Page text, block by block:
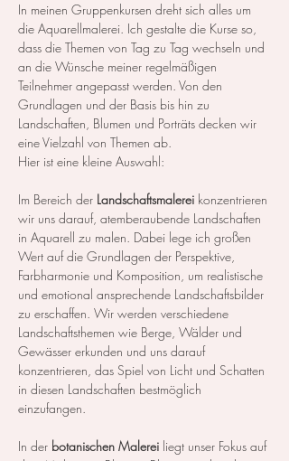
In meinen Gruppenkursen dreht sich alles um
die Aquarellmalerei. Ich gestalte die Kurse so,
dass die Themen von Tag zu Tag wechseln und
an die Wünsche meiner regelmäßigen
Teilnehmer angepasst werden. Von den
Grundlagen und der Basis bis hin zu
Landschaften, Blumen und Porträts decken wir
eine Vielzahl von Themen ab.
Hier ist eine kleine Auswahl:
Im Bereich der Landschaftsmalerei konzentrieren
wir uns darauf, atemberaubende Landschaften
in Aquarell zu malen. Dabei lege ich großen
Wert auf die Grundlagen der Perspektive,
Farbharmonie und Komposition, um realistische
und emotional ansprechende Landschaftsbilder
zu erschaffen. Wir werden verschiedene
Landschaftsthemen wie Berge, Wälder und
Gewässer erkunden und uns darauf
konzentrieren, das Spiel von Licht und Schatten
in diesen Landschaften bestmöglich
einzufangen.
In der botanischen Malerei liegt unser Fokus auf